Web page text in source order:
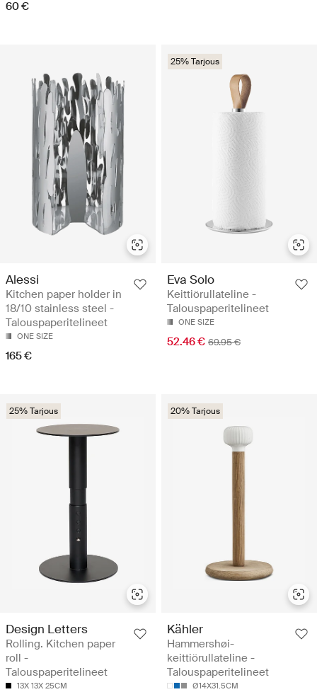
60 €
Alessi
Kitchen paper holder in
18/10 stainless steel -
Talouspaperitelineet
ONE SIZE
165 €
25% Tarjous
Eva Solo
Keittiörullateline -
Talouspaperitelineet
ONE SIZE
52.46 € 69.95 €
25% Tarjous
Design Letters
Rolling. Kitchen paper
roll -
Talouspaperitelineet
13X 13X 25CM
20% Tarjous
Kähler
Hammershøi-
keittiörullateline -
Talouspaperitelineet
Ø14X31.5CM